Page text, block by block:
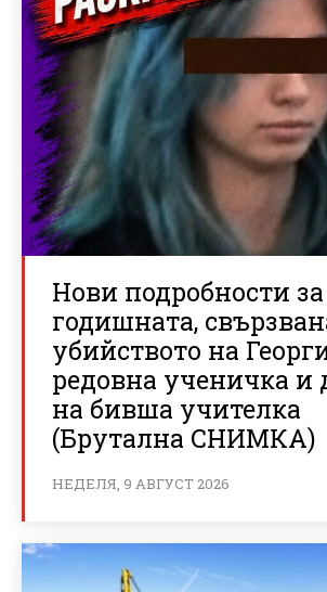
Нови подробности за
годишната,
убийството на
редовна ученичка и
на бивша учителка
(Брутална СНИМКА)
НЕДЕЛЯ, 9 АВГУСТ 2026